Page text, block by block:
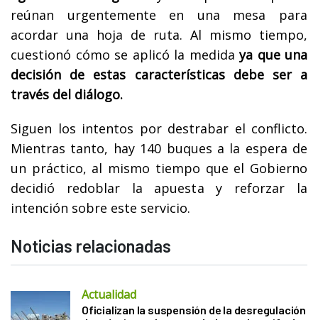
reúnan urgentemente en una mesa para
acordar una hoja de ruta. Al mismo tiempo,
cuestionó cómo se aplicó la medida ya que una
decisión de estas características debe ser a
través del diálogo.
Siguen los intentos por destrabar el conflicto.
Mientras tanto, hay 140 buques a la espera de
un práctico, al mismo tiempo que el Gobierno
decidió redoblar la apuesta y reforzar la
intención sobre este servicio.
Noticias relacionadas
Actualidad
Oficializan la suspensión de la desregulación